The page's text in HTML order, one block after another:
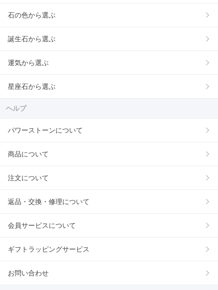
石の色から選ぶ
誕生石から選ぶ
運気から選ぶ
星座石から選ぶ
ヘルプ
パワーストーンについて
商品について
注文について
返品・交換・修理について
会員サービスについて
ギフトラッピングサービス
お問い合わせ